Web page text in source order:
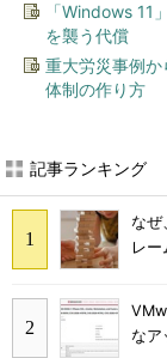
「Windows 11
を襲う代償
重大労災事例
体制の作り方
記事ランキング
なぜ
レー
なア